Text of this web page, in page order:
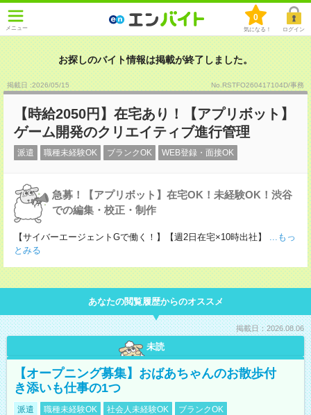
メニュー
0
気になる！ ログイン
お探しのバイト情報は掲載が終了しました。
掲載日 :2026/05/15 No.RSTFO260417104D/事務
【時給2050円】在宅あり！【アプリボット】
ゲーム開発のクリエイティブ進行管理
派遣 職種未経験OK ブランクOK WEB登録・面接OK
急募！【アプリボット】在宅OK！未経験OK！渋谷
での編集・校正・制作
【サイバーエージェントGで働く！】【週2日在宅×10時出社】
...もっ
とみる
あなたの閲覧履歴からのオススメ
掲載日：2026.08.06
未読
【オープニング募集】おばあちゃんのお散歩付
き添いも仕事の1つ
派遣 職種未経験OK 社会人未経験OK
ブランクOK